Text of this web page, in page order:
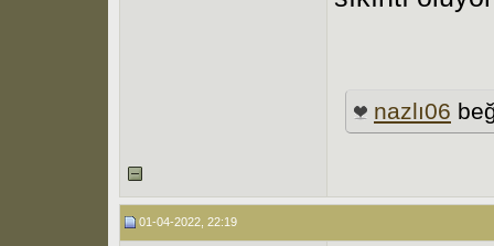
nazlı06
01-04-2022, 22:19